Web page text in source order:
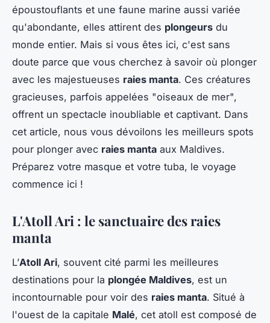
époustouflants et une faune marine aussi variée
qu'abondante, elles attirent des plongeurs du
monde entier. Mais si vous êtes ici, c'est sans
doute parce que vous cherchez à savoir où plonger
avec les majestueuses raies manta. Ces créatures
gracieuses, parfois appelées "oiseaux de mer",
offrent un spectacle inoubliable et captivant. Dans
cet article, nous vous dévoilons les meilleurs spots
pour plonger avec raies manta aux Maldives.
Préparez votre masque et votre tuba, le voyage
commence ici !
L'Atoll Ari : le sanctuaire des raies
manta
L’Atoll Ari, souvent cité parmi les meilleures
destinations pour la plongée Maldives, est un
incontournable pour voir des raies manta. Situé à
l'ouest de la capitale Malé, cet atoll est composé de